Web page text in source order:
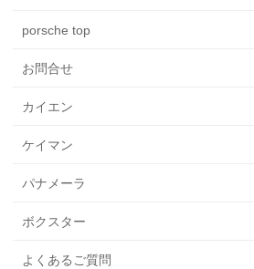
porsche top
お問合せ
カイエン
ケイマン
パナメーラ
ボクスター
よくあるご質問